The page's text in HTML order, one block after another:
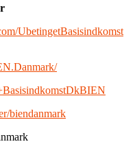
UbetingetBasisindkomst
biendanmark